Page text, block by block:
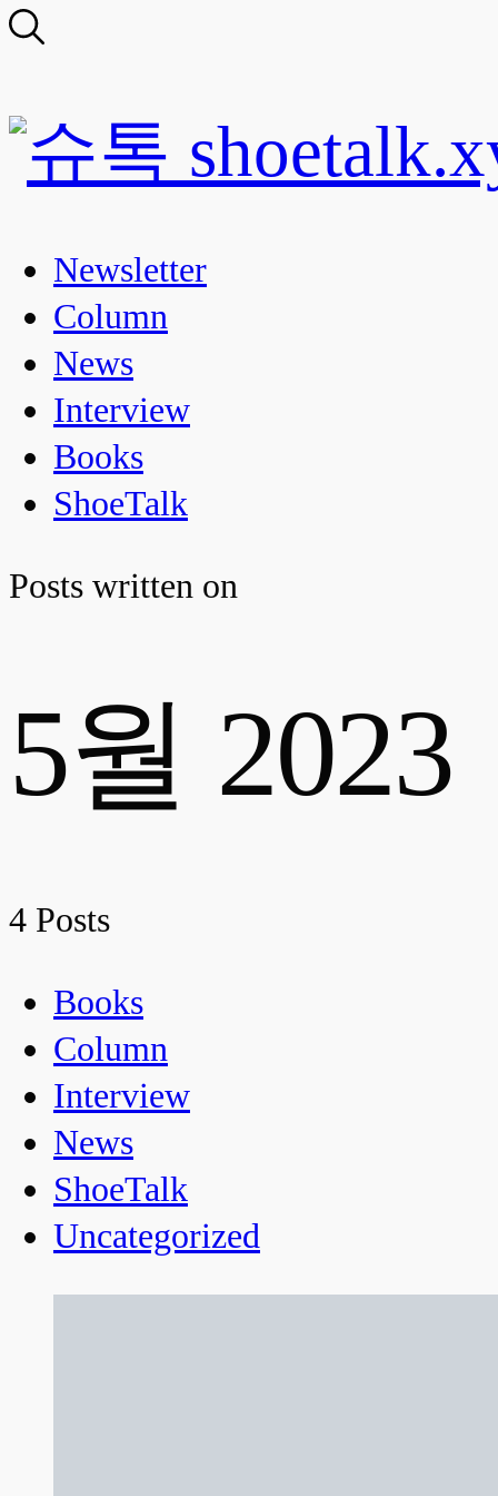
Newsletter
Column
News
Interview
Books
ShoeTalk
Posts written on
5월 2023
4 Posts
Books
Column
Interview
News
ShoeTalk
Uncategorized